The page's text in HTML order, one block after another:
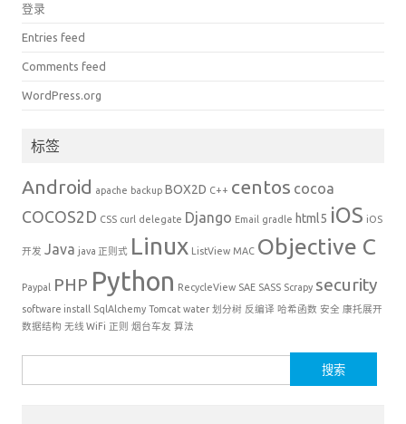
登录
Entries feed
Comments feed
WordPress.org
标签
Android apache backup BOX2D C++ centos cocoa
COCOS2D CSS curl delegate Django Email gradle html5 iOS iOS
开发 Java java 正则式 Linux ListView MAC Objective C
Paypal PHP Python RecycleView SAE SASS Scrapy security
software install SqlAlchemy Tomcat water 划分树 反编译 哈希函数 安全 康托展开
数据结构 无线 WiFi 正则 烟台车友 算法
索：